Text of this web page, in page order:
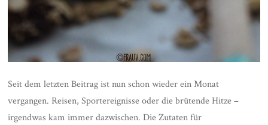
Seit dem letzten Beitrag ist nun schon wieder ein Monat
vergangen. Reisen, Sportereignisse oder die brütende Hitze –
irgendwas kam immer dazwischen. Die Zutaten für